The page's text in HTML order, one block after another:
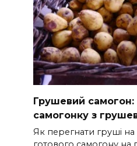
Грушевий самогон:
самогонку з
Як перегнати груші